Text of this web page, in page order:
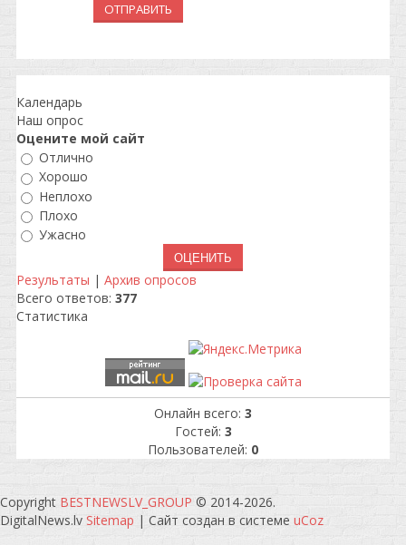
ОТПРАВИТЬ
Календарь
Наш опрос
Оцените мой сайт
Отлично
Хорошо
Неплохо
Плохо
Ужасно
Результаты | Архив опросов
Всего ответов: 377
Статистика
Онлайн всего: 3
Гостей: 3
Пользователей: 0
Copyright BESTNEWSLV_GROUP © 2014-2026.
DigitalNews.lv Sitemap | Сайт создан в системе uCoz